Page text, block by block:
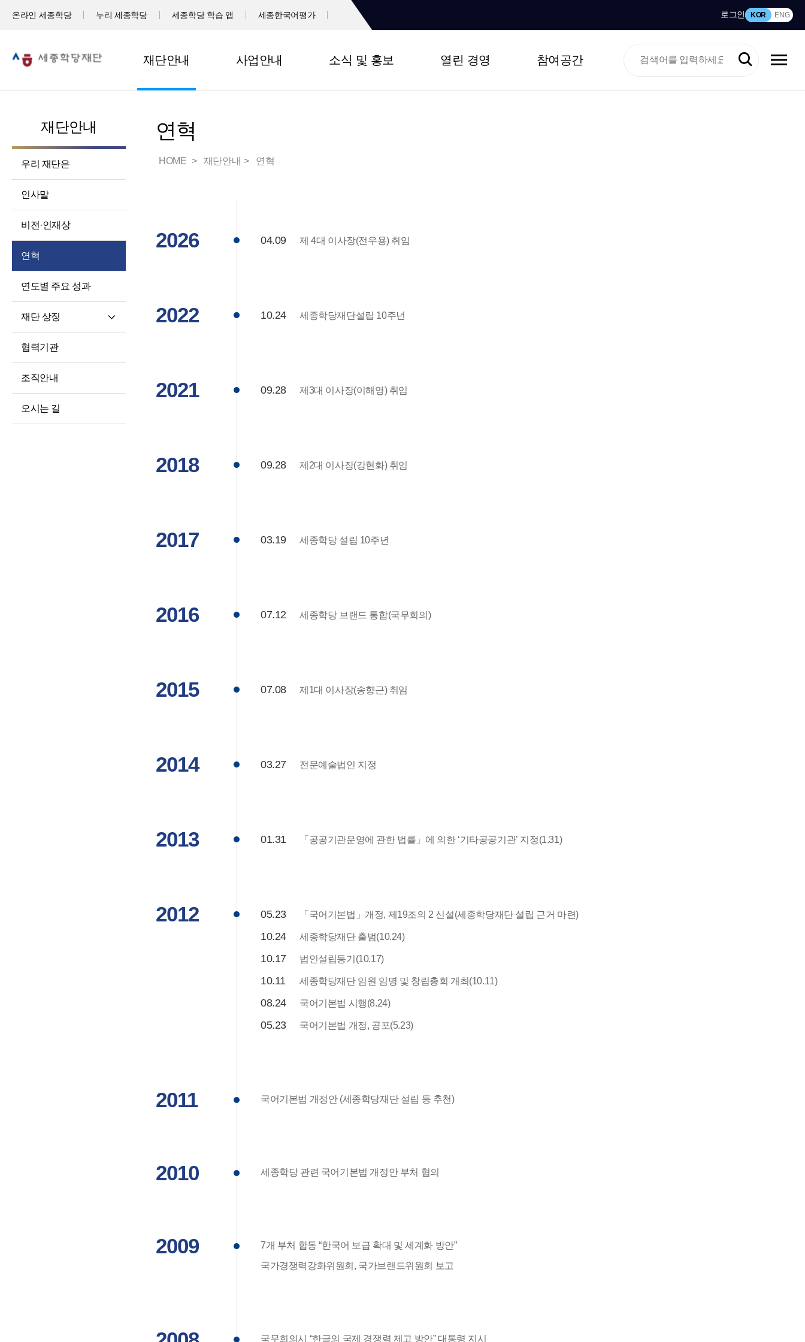
온라인 세종학당 누리 세종학당 세종학당 학습 앱 세종한국어평가 로그인 KOR ENG
재단안내 사업안내 소식 및 홍보 열린 경영 참여공간
재단안내
우리 재단은
인사말
비전·인재상
연혁
연도별 주요 성과
재단 상징
협력기관
조직안내
오시는 길
연혁
HOME 재단안내 연혁
2026 04.09 제 4대 이사장(전우용) 취임
2022 10.24 세종학당재단설립 10주년
2021 09.28 제3대 이사장(이해영) 취임
2018 09.28 제2대 이사장(강현화) 취임
2017 03.19 세종학당 설립 10주년
2016 07.12 세종학당 브랜드 통합(국무회의)
2015 07.08 제1대 이사장(송향근) 취임
2014 03.27 전문예술법인 지정
2013 01.31 「공공기관운영에 관한 법률」에 의한 ‘기타공공기관’ 지정(1.31)
2012 05.23 「국어기본법」개정, 제19조의 2 신설(세종학당재단 설립 근거 마련)
10.24 세종학당재단 출범(10.24)
10.17 법인설립등기(10.17)
10.11 세종학당재단 임원 임명 및 창립총회 개최(10.11)
08.24 국어기본법 시행(8.24)
05.23 국어기본법 개정, 공포(5.23)
2011 국어기본법 개정안 (세종학당재단 설립 등 추천)
2010 세종학당 관련 국어기본법 개정안 부처 협의
2009
7개 부처 합동 “한국어 보급 확대 및 세계화 방안”
국가경쟁력강화위원회, 국가브랜드위원회 보고
국무회의시 “한글의 국제 경쟁력 제고 방안” 대통령 지시